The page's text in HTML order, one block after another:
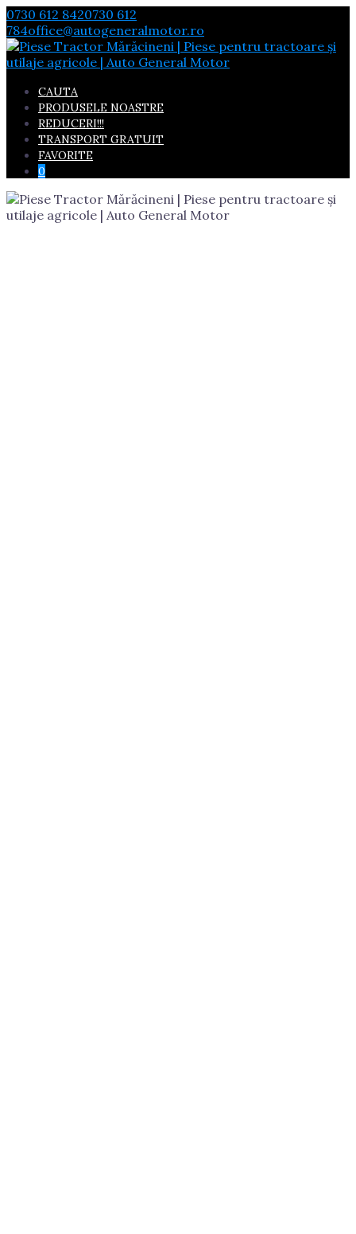
Skip
to
content
0730 612 8420730 612
784office@autogeneralmotor.ro
CAUTA
PRODUSELE NOASTRE
REDUCERI!!!
TRANSPORT GRATUIT
FAVORITE
0